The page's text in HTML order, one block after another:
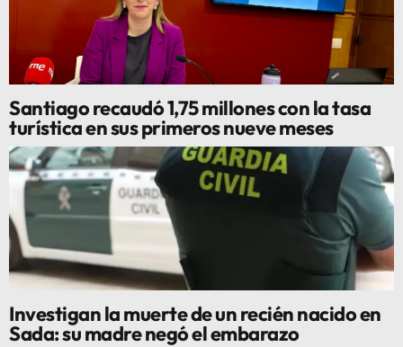
Santiago recaudó 1,75 millones con la tasa
turística en sus primeros nueve meses
Investigan la muerte de un recién nacido en
Sada: su madre negó el embarazo